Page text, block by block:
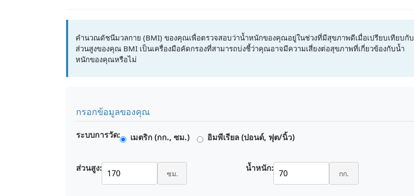
คำนวณดัชนีมวลกาย (BMI) ของคุณเพื่อตรวจสอบว่าน้ำหนักของคุณอยู่ในช่วงที่มีสุขภาพดีเมื่อเปรียบเทียบกับ
ส่วนสูงของคุณ BMI เป็นเครื่องมือคัดกรองที่สามารถบ่งชี้ว่าคุณอาจมีความเสี่ยงต่อสุขภาพที่เกี่ยวข้องกับน้ำ
หนักของคุณหรือไม่
กรอกข้อมูลของคุณ
ระบบการวัด: เมตริก (กก., ซม.) อิมพีเรียล (ปอนด์, ฟุต/นิ้ว)
ส่วนสูง: ซม. น้ำหนัก: กก.